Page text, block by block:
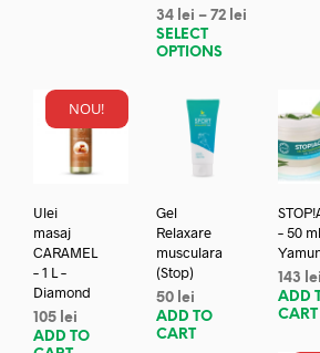
34 lei – 72 lei
SELECT
OPTIONS
NOU!
Ulei
masaj
CARAMEL
– 1 L –
Diamond
105 lei
ADD TO
Gel
Relaxare
musculara
(Stop)
50 lei
ADD TO
CART
– 50
143
lei
ADD
CART